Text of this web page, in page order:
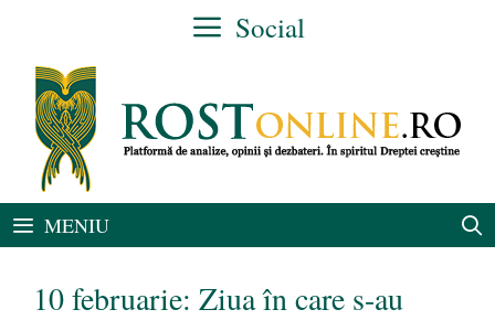
conținut
Social
MENIU
10 februarie: Ziua în care s-au